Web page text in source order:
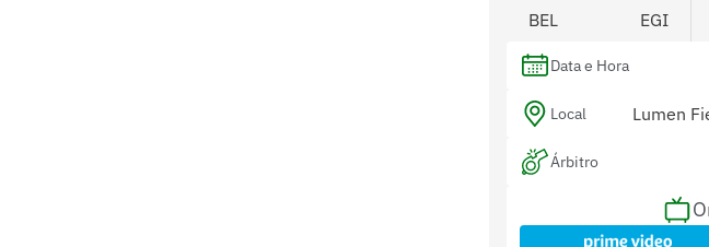
BEL EGI
Data e Hora
Local Lumen
Árbitro